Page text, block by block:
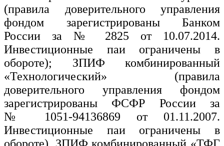
(правила доверительного управления
фондом зарегистрированы Банком
России за № 2825 от 10.07.2014.
Инвестиционные паи ограничены в
обороте); ЗПИФ комбинированный
«Технологический» (правила
доверительного управления фондом
зарегистрированы ФСФР России за
№ 1051-94136869 от 01.11.2007.
Инвестиционные паи ограничены в